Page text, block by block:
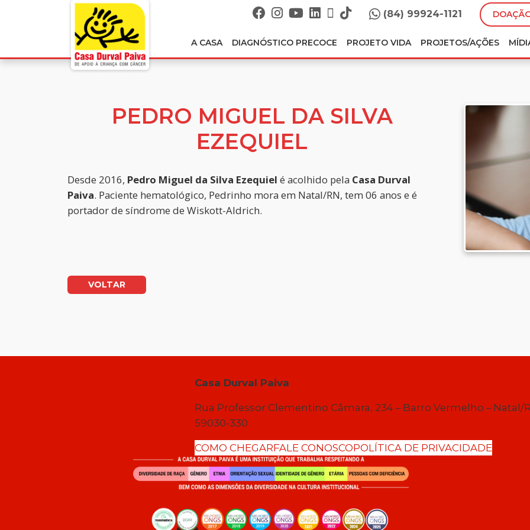
(84) 99924-1121
A CASA DIAGNÓSTICO PRECOCE PROJETO VIDA PROJETOS/AÇÕES
PEDRO MIGUEL DA SILVA
EZEQUIEL
Desde 2016, Pedro Miguel da Silva Ezequiel é acolhido pela Casa Durval
Paiva. Paciente hematológico, Pedrinho mora em Natal/RN, tem 06 anos e é
portador de síndrome de Wiskott-Aldrich.
VOLTAR
Casa Durval Paiva
Rua Professor Clementino Câmara, 234 – Barro Vermelho – Natal/
59030-330
COMO CHEGARFALE CONOSCOPOLÍTICA DE PRIVACIDADE